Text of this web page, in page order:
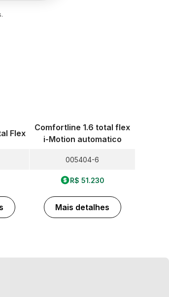
Flex
Comfortline 1.6 total flex
i-Motion automatico
005404-6
R$ 51.230
Mais detalhes